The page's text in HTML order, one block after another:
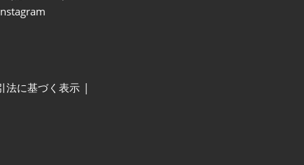
法に基づく表示